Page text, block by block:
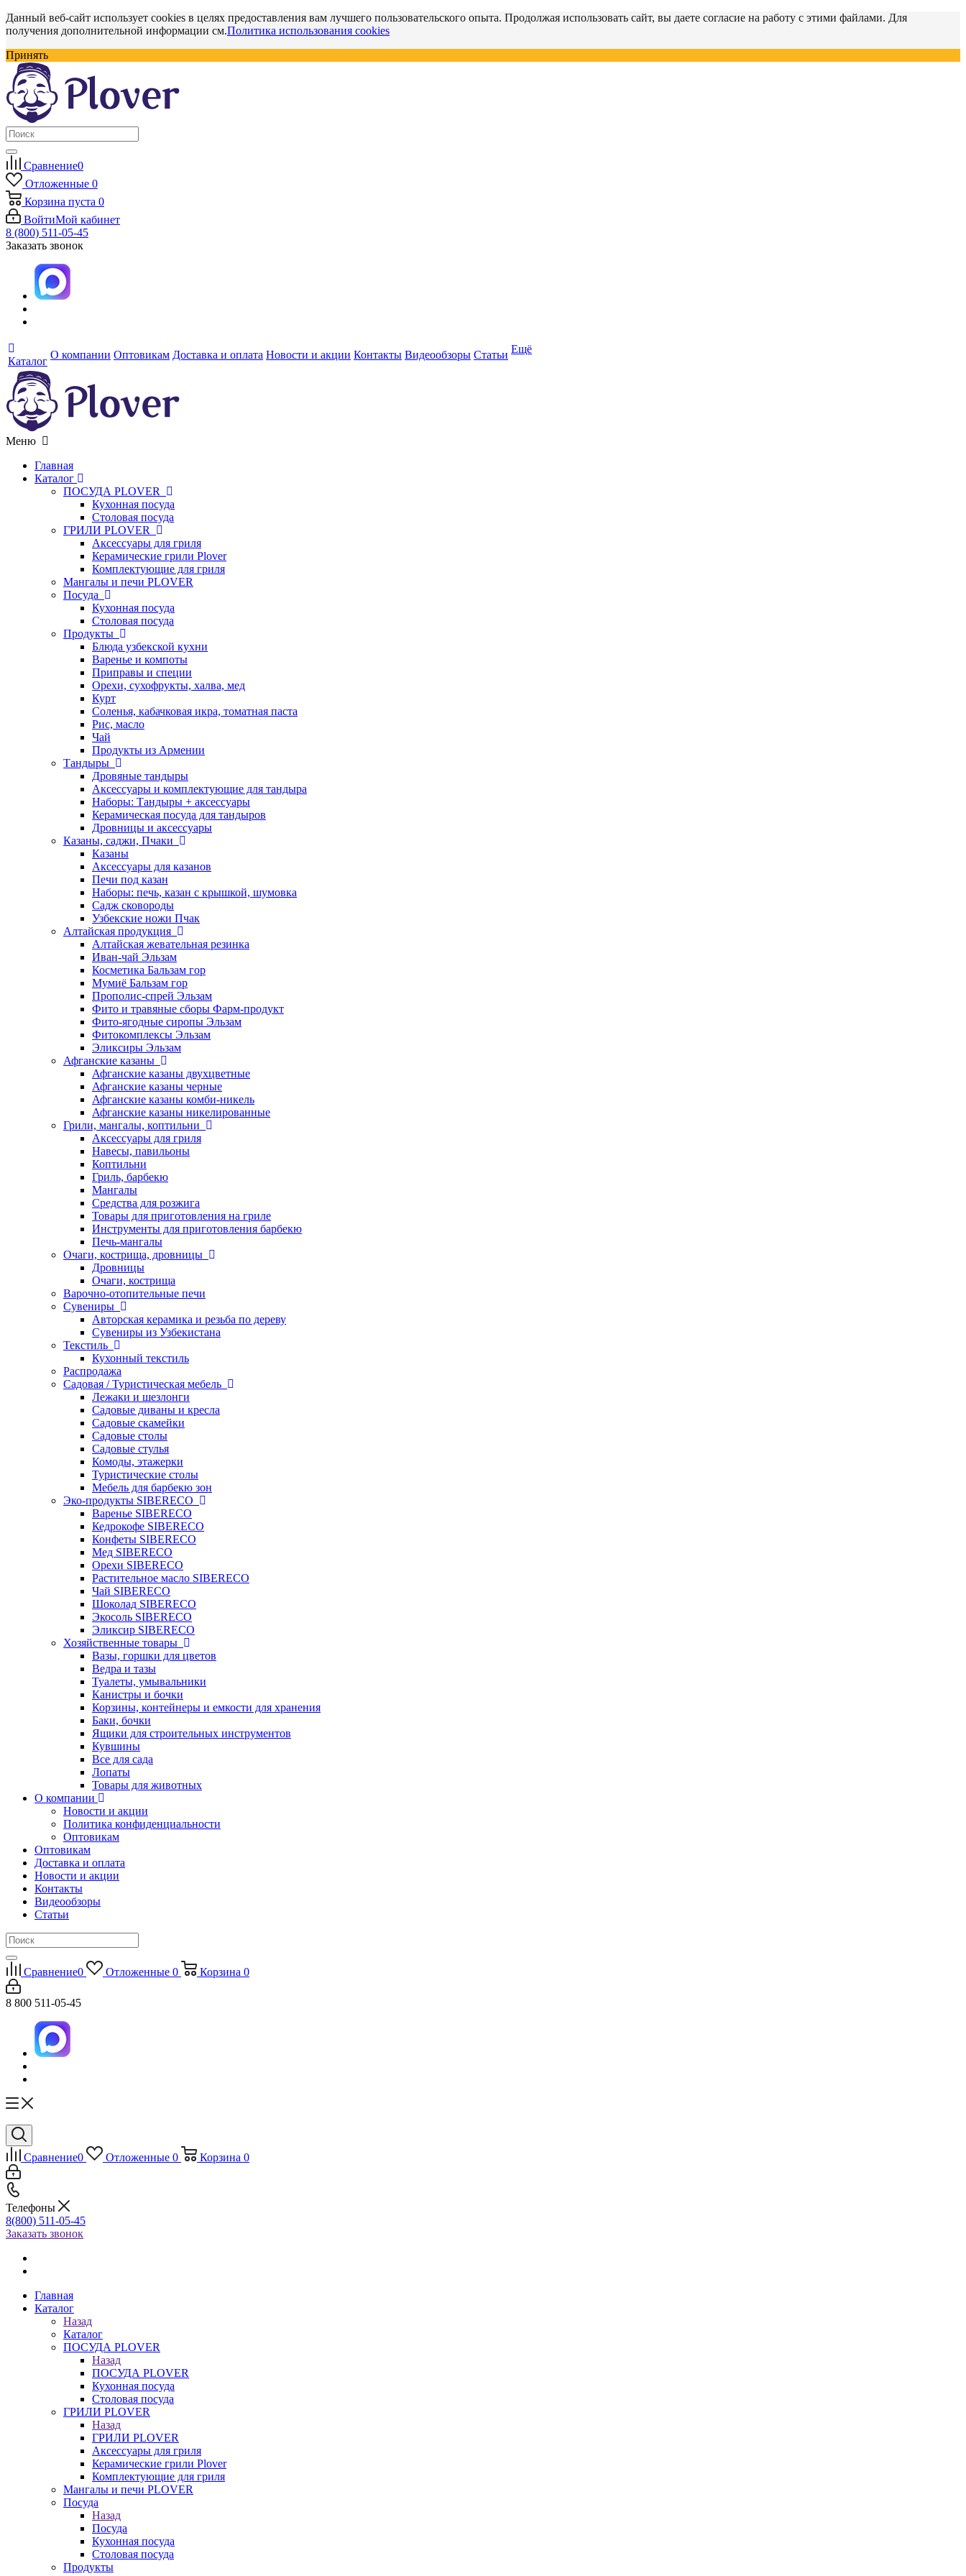
Данный веб-сайт использует cookies в целях предоставления вам лучшего пользовательского опыта. Продолжая использовать сайт, вы даете согласие на работу с этими файлами. Для
получения дополнительной информации см.Политика использования cookies
Принять
Сравнение0
Отложенные 0
Корзина пуста 0
ВойтиМой кабинет
8 (800) 511-05-45
Заказать звонок
Каталог
О компании Оптовикам Доставка и оплата Новости и акции Контакты Видеообзоры Статьи Ещё
Меню
Главная
Каталог
ПОСУДА PLOVER
Кухонная посуда
Столовая посуда
ГРИЛИ PLOVER
Аксессуары для гриля
Керамические грили Plover
Комплектующие для гриля
Мангалы и печи PLOVER
Посуда
Кухонная посуда
Столовая посуда
Продукты
Блюда узбекской кухни
Варенье и компоты
Приправы и специи
Орехи, сухофрукты, халва, мед
Курт
Соленья, кабачковая икра, томатная паста
Рис, масло
Чай
Продукты из Армении
Тандыры
Дровяные тандыры
Аксессуары и комплектующие для тандыра
Наборы: Тандыры + аксессуары
Керамическая посуда для тандыров
Дровницы и аксессуары
Казаны, саджи, Пчаки
Казаны
Аксессуары для казанов
Печи под казан
Наборы: печь, казан с крышкой, шумовка
Садж сковороды
Узбекские ножи Пчак
Алтайская продукция
Алтайская жевательная резинка
Иван-чай Эльзам
Косметика Бальзам гор
Мумиё Бальзам гор
Прополис-спрей Эльзам
Фито и травяные сборы Фарм-продукт
Фито-ягодные сиропы Эльзам
Фитокомплексы Эльзам
Эликсиры Эльзам
Афганские казаны
Афганские казаны двухцветные
Афганские казаны черные
Афганские казаны комби-никель
Афганские казаны никелированные
Грили, мангалы, коптильни
Аксессуары для гриля
Навесы, павильоны
Коптильни
Гриль, барбекю
Мангалы
Средства для розжига
Товары для приготовления на гриле
Инструменты для приготовления барбекю
Печь-мангалы
Очаги, кострища, дровницы
Дровницы
Очаги, кострища
Варочно-отопительные печи
Сувениры
Авторская керамика и резьба по дереву
Сувениры из Узбекистана
Текстиль
Кухонный текстиль
Распродажа
Садовая / Туристическая мебель
Лежаки и шезлонги
Садовые диваны и кресла
Садовые скамейки
Садовые столы
Садовые стулья
Комоды, этажерки
Туристические столы
Мебель для барбекю зон
Эко-продукты SIBERECO
Варенье SIBERECO
Кедрокофе SIBERECO
Конфеты SIBERECO
Мед SIBERECO
Орехи SIBERECO
Растительное масло SIBERECO
Чай SIBERECO
Шоколад SIBERECO
Экосоль SIBERECO
Эликсир SIBERECO
Хозяйственные товары
Вазы, горшки для цветов
Ведра и тазы
Туалеты, умывальники
Канистры и бочки
Корзины, контейнеры и емкости для хранения
Баки, бочки
Ящики для строительных инструментов
Кувшины
Все для сада
Лопаты
Товары для животных
О компании
Новости и акции
Политика конфиденциальности
Оптовикам
Оптовикам
Доставка и оплата
Новости и акции
Контакты
Видеообзоры
Статьи
Сравнение0 Отложенные 0 Корзина 0
8 800 511-05-45
Сравнение0 Отложенные 0 Корзина 0
Телефоны
8(800) 511-05-45
Заказать звонок
Главная
Каталог
Назад
Каталог
ПОСУДА PLOVER
Назад
ПОСУДА PLOVER
Кухонная посуда
Столовая посуда
ГРИЛИ PLOVER
Назад
ГРИЛИ PLOVER
Аксессуары для гриля
Керамические грили Plover
Комплектующие для гриля
Мангалы и печи PLOVER
Посуда
Назад
Посуда
Кухонная посуда
Столовая посуда
Продукты